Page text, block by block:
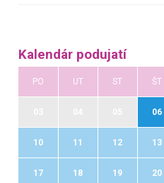
Kalendár podujatí
PO UT ST ŠT
06
10 11 12 13
17 18 19 20